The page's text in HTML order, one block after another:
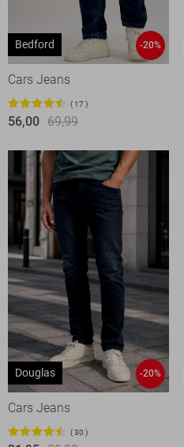
Bedford -20%
Cars Jeans
17
56,00 69,99
Douglas -20%
Cars Jeans
30